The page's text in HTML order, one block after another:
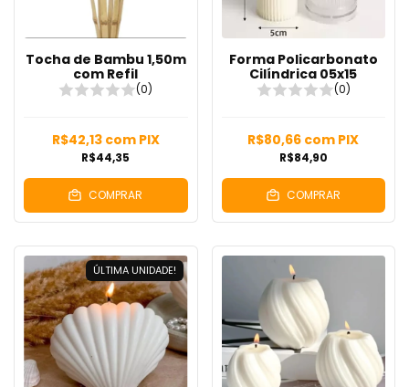
Tocha de Bambu 1,50m
com Refil
(0)
R$44,35
R$42,13 com PIX
COMPRAR
Forma Policarbonato
Cilíndrica 05x15
(0)
R$84,90
R$80,66 com PIX
COMPRAR
ÚLTIMA UNIDADE!